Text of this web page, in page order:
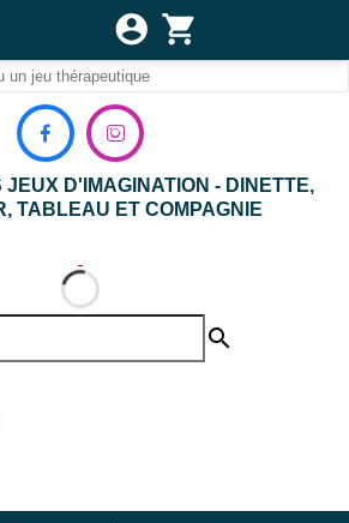
 
JEUX D'IMAGINATION - DINETTE,
TABLEAU ET COMPAGNIE
search
account_circle shopping_cart